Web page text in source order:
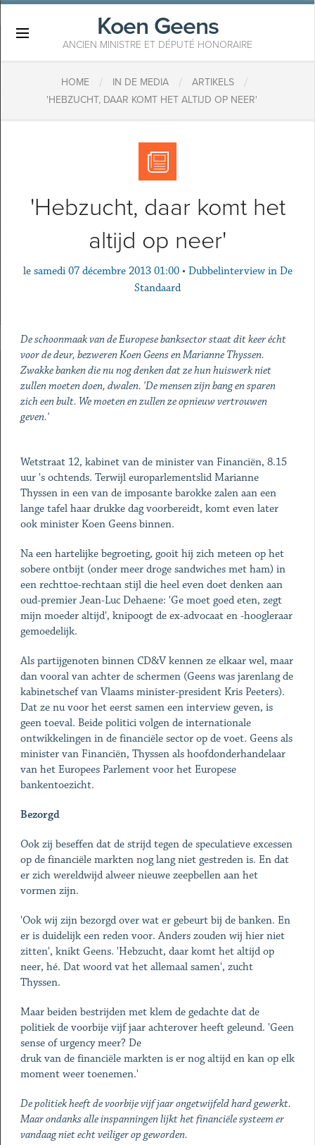
Koen Geens
ANCIEN MINISTRE ET DÉPUTÉ HONORAIRE
HOME / IN DE MEDIA / ARTIKELS /
'HEBZUCHT, DAAR KOMT HET ALTIJD OP NEER'
'Hebzucht, daar komt het
altijd op neer'
le samedi 07 décembre 2013 01:00 • Dubbelinterview in De
Standaard
De schoonmaak van de Europese banksector staat dit keer écht
voor de deur, bezweren Koen Geens en Marianne Thyssen.
Zwakke banken die nu nog denken dat ze hun huiswerk niet
zullen moeten doen, dwalen. 'De mensen zijn bang en sparen
zich een bult. We moeten en zullen ze opnieuw vertrouwen
geven.'
Wetstraat 12, kabinet van de minister van Financiën, 8.15
uur 's ochtends. Terwijl europarlementslid Marianne
Thyssen in een van de imposante barokke zalen aan een
lange tafel haar drukke dag voorbereidt, komt even later
ook minister Koen Geens binnen.
Na een hartelijke begroeting, gooit hij zich meteen op het
sobere ontbijt (onder meer droge sandwiches met ham) in
een rechttoe-rechtaan stijl die heel even doet denken aan
oud-premier Jean-Luc Dehaene: 'Ge moet goed eten, zegt
mijn moeder altijd', knipoogt de ex-advocaat en -hoogleraar
gemoedelijk.
Als partijgenoten binnen CD&V kennen ze elkaar wel, maar
dan vooral van achter de schermen (Geens was jarenlang de
kabinetschef van Vlaams minister-president Kris Peeters).
Dat ze nu voor het eerst samen een interview geven, is
geen toeval. Beide politici volgen de internationale
ontwikkelingen in de financiële sector op de voet. Geens als
minister van Financiën, Thyssen als hoofdonderhandelaar
van het Europees Parlement voor het Europese
bankentoezicht.
Bezorgd
Ook zij beseffen dat de strijd tegen de speculatieve excessen
op de financiële markten nog lang niet gestreden is. En dat
er zich wereldwijd alweer nieuwe zeepbellen aan het
vormen zijn.
'Ook wij zijn bezorgd over wat er gebeurt bij de banken. En
er is duidelijk een reden voor. Anders zouden wij hier niet
zitten', knikt Geens. 'Hebzucht, daar komt het altijd op
neer, hé. Dat woord vat het allemaal samen', zucht
Thyssen.
Maar beiden bestrijden met klem de gedachte dat de
politiek de voorbije vijf jaar achterover heeft geleund. 'Geen
sense of urgency meer? De
druk van de financiële markten is er nog altijd en kan op elk
moment weer toenemen.'
De politiek heeft de voorbije vijf jaar ongetwijfeld hard gewerkt.
Maar ondanks alle inspanningen lijkt het financiële systeem er
vandaag niet echt veiliger op geworden.